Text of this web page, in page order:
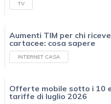
TV
Aumenti TIM per chi
cartacee: cosa sapere
INTERNET CASA
Offerte mobile sotto i 10
tariffe di luglio 2026